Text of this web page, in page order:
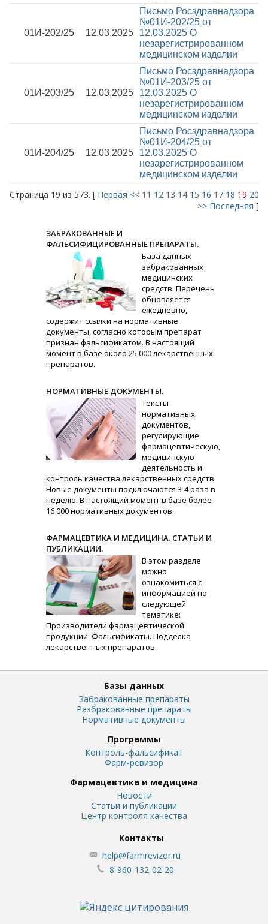
01И-202/25 12.03.2025
Письмо Росздравнадзора
№01И-202/25 от
12.03.2025 О
незарегистрированном
медицинском изделии
01И-203/25 12.03.2025
Письмо Росздравнадзора
№01И-203/25 от
12.03.2025 О
незарегистрированном
медицинском изделии
01И-204/25 12.03.2025
Письмо Росздравнадзора
№01И-204/25 от
12.03.2025 О
незарегистрированном
медицинском изделии
Страница 19 из 573. [ Первая << 11 12 13 14 15 16 17 18 19 20
>> Последняя ]
ЗАБРАКОВАННЫЕ И
ФАЛЬСИФИЦИРОВАННЫЕ ПРЕПАРАТЫ.
База данных
забракованных
медицинских
средств. Перечень
обновляется
ежедневно,
содержит ссылки на нормативные
документы, согласно которым препарат
признан фальсификатом. В настоящий
момент в базе около 25 000 лекарственных
препаратов.
НОРМАТИВНЫЕ ДОКУМЕНТЫ.
Тексты
нормативных
документов,
регулирующие
фармацевтическую,
медицинскую
деятельность и
контроль качества лекарственных средств.
Новые документы подключаются 3-4 раза в
неделю. В настоящий момент в базе более
16 000 нормативных документов.
ФАРМАЦЕВТИКА И МЕДИЦИНА. СТАТЬИ И
ПУБЛИКАЦИИ.
В этом разделе
можно
ознакомиться с
информацией по
следующей
тематике:
Производители фармацевтической
продукции. Фальсификаты. Подделка
лекарственных препаратов.
Базы данных
Забракованные препараты
Разбракованные препараты
Нормативные документы
Программы
Контроль-фальсификат
Фарм-ревизор
Фармацевтика и медицина
Новости
Статьи и публикации
Центр контроля качества
Контакты
help@farmrevizor.ru
8-960-132-02-20